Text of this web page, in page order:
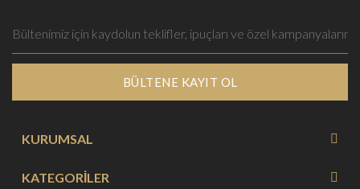
BÜLTENE KAYIT OL
KURUMSAL
KATEGORİLER